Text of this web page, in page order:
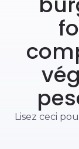
Lisez ceci